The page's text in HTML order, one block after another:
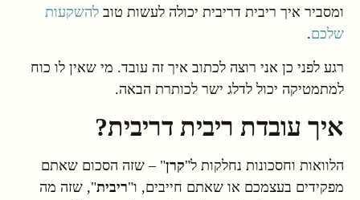
ומסביר איך ריבית דריבית יכולה לעשות טוב להשקעות
שלכם.
רגע לפני כן אני רוצה לכתוב איך זה עובד. מי שאין לו כוח
למתמטיקה יכול לדלג ישר לכותרת הבאה.
איך עובדת ריבית דריבית?
הלוואות וחסכונות נחלקות ל"קרן" – שזה הסכום שאתם
מפקידים בעצמכם או שאתם חייבים, ו"ריבית", שזה מה